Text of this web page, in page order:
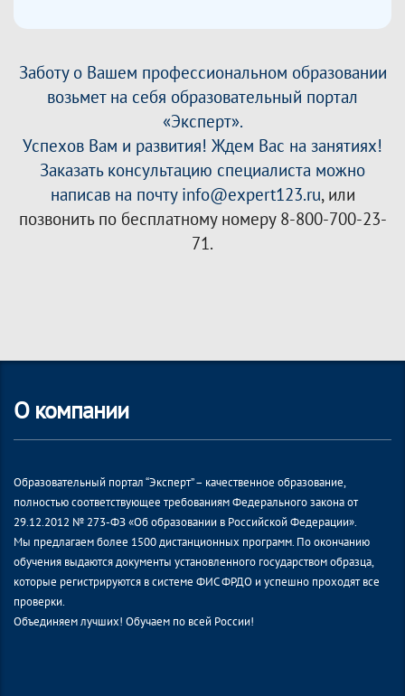
Заботу о Вашем профессиональном образовании
возьмет на себя образовательный портал
«Эксперт».
Успехов Вам и развития! Ждем Вас на занятиях!
Заказать консультацию специалиста можно
написав на почту info@expert123.ru, или
позвонить по бесплатному номеру 8-800-700-23-
71.
О компании
Образовательный портал “Эксперт” – качественное образование,
полностью соответствующее требованиям Федерального закона от
29.12.2012 № 273-ФЗ «Об образовании в Российской Федерации».
Мы предлагаем более 1500 дистанционных программ. По окончанию
обучения выдаются документы установленного государством образца,
которые регистрируются в системе ФИС ФРДО и успешно проходят все
проверки.
Объединяем лучших! Обучаем по всей России!